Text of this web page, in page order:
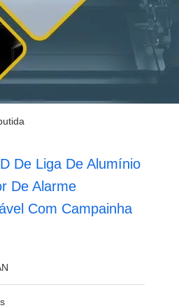
De Liga De Alumínio
De Alarme
Com Campainha